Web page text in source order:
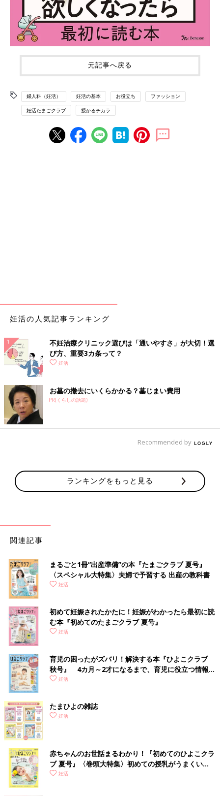
元記事へ戻る
婦人科（妊活） 妊活の基本 お役立ち ファッション
妊活たまごクラブ 授かるチカラ
妊活の人気記事ランキング
不妊治療クリニック選びは「通いやすさ」が大切！選
び方、重要3カ条って？
妊活
お墓の撤去にいくらかかる？墓じまい費用
PR(くらしの話題)
Recommended by
ランキングをもっと見る
関連記事
まるごと1冊“出産準備”の本『たまごクラブ 夏号』
〈スペシャル大特集〉夫婦で予習する 出産の教科書
妊活
初めて妊娠されたかたに！妊娠がわかったら最初に読
む本『初めてのたまごクラブ 夏号』
妊活
育児の困ったがズバリ！解決する本『ひよこクラブ
秋号』 4カ月～2才になるまで、育児に役立つ情報が
いっぱい！
妊活
たまひよの雑誌
妊活
赤ちゃんのお世話まるわかり！『初めてのひよこクラ
ブ 夏号』〈巻頭大特集〉初めての授乳がうまくい
く！ おっぱい・ミルクの基本と夏のトラブル 解決テ
妊活